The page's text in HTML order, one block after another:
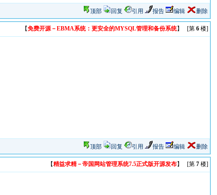
顶部 回复 引用 报告 编辑 删除
【免费开源－EBMA系统：更安全的MYSQL管理和备份系统】 [第 6楼]
顶部 回复 引用 报告 编辑 删除
【精益求精－帝国网站管理系统7.5正式版开源发布】 [第 7楼]